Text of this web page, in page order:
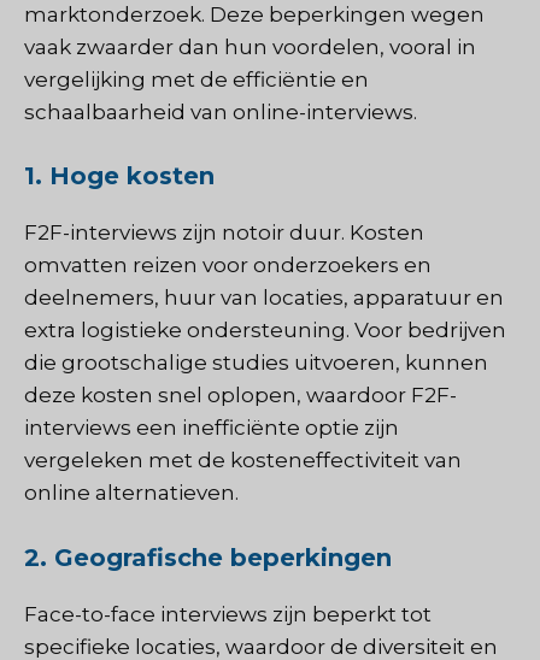
marktonderzoek. Deze beperkingen wegen
vaak zwaarder dan hun voordelen, vooral in
vergelijking met de efficiëntie en
schaalbaarheid van online-interviews.
1. Hoge kosten
F2F-interviews zijn notoir duur. Kosten
omvatten reizen voor onderzoekers en
deelnemers, huur van locaties, apparatuur en
extra logistieke ondersteuning. Voor bedrijven
die grootschalige studies uitvoeren, kunnen
deze kosten snel oplopen, waardoor F2F-
interviews een inefficiënte optie zijn
vergeleken met de kosteneffectiviteit van
online alternatieven.
2. Geografische beperkingen
Face-to-face interviews zijn beperkt tot
specifieke locaties, waardoor de diversiteit en